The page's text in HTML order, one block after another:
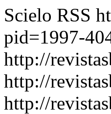
Scielo RSS
pid=1997-
http://
http://
http://